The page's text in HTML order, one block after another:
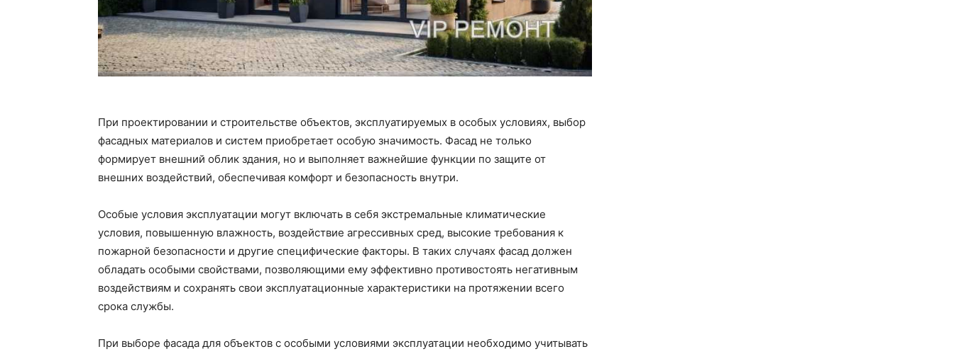
При проектировании и строительстве объектов, эксплуатируемых в особых условиях, выбор
фасадных материалов и систем приобретает особую значимость. Фасад не только
формирует внешний облик здания, но и выполняет важнейшие функции по защите от
внешних воздействий, обеспечивая комфорт и безопасность внутри.
Особые условия эксплуатации могут включать в себя экстремальные климатические
условия, повышенную влажность, воздействие агрессивных сред, высокие требования к
пожарной безопасности и другие специфические факторы. В таких случаях фасад должен
обладать особыми свойствами, позволяющими ему эффективно противостоять негативным
воздействиям и сохранять свои эксплуатационные характеристики на протяжении всего
срока службы.
При выборе фасада для объектов с особыми условиями эксплуатации необходимо учитывать